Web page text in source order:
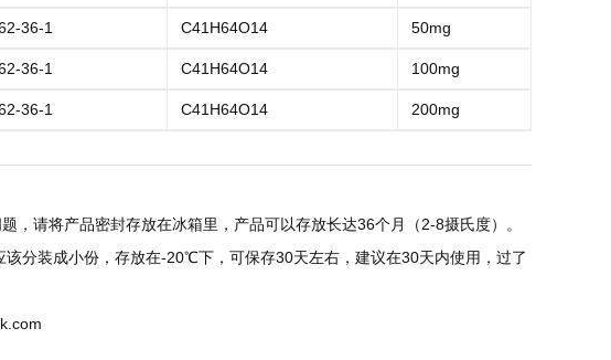
36-1 C41H64O14 50mg
36-1 C41H64O14 100mg
36-1 C41H64O14 200mg
请将产品密封存放在冰箱里，产品可以存放长达36个月（2-8摄氏度）。
分装成小份，存放在-20℃下，可保存30天左右，建议在30天内使用，过了